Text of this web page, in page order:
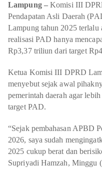
LAMPUNG BARAT
LAMPUNG SELATAN
PESAWARAN
TANGGAMUS
PESISIR BARAT
TULANG BAWANG BARAT
MESUJI
Lampung –Komisi III
Pendapatan Asli Daerah
Lampung tahun 2025 terlalu
realisasi PAD hanya
Rp3,37 triliun dari target
Ketua Komisi III DPRD
menyebut sejak awal
pemerintah daerah agar
target PAD.
“Sejak pembahasan APBD
2026, saya sudah
2025 cukup berat dan
Supriyadi Hamzah, Minggu